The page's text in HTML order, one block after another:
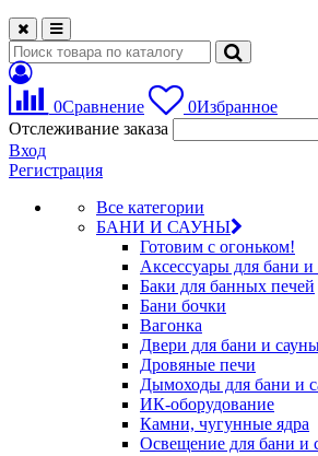
0Сравнение 0Избранное
Отслеживание заказа
Вход
Регистрация
Все категории
БАНИ И САУНЫ
Готовим с огоньком!
Аксессуары для бани и
Баки для банных печей
Бани бочки
Вагонка
Двери для бани и
Дровяные печи
Дымоходы для бани и
ИК-оборудование
Камни, чугунные ядра
Освещение для бани и